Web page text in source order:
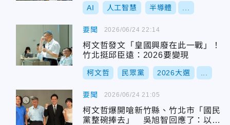
AI 人工智慧 半導體
要聞
柯文哲發文「皇國興廢在此一戰」！
竹北挺邱臣遠：2026要變現
柯文哲 民眾黨 2026大選
2026/06/24 22:14
要聞
柯文哲爆開嗆新竹縣、竹北市「國民
黨整碗捧去」 吳旭智回應了：以民
2026/06/24 21:05